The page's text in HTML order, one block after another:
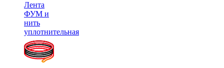
Лента
ФУМ и
нить
уплотнительная